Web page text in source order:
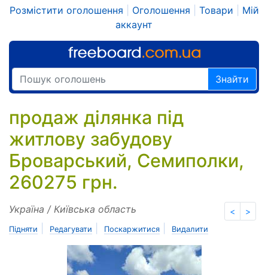
Розмістити оголошення Оголошення Товари
Мій
аккаунт
Знайти
продаж ділянка під
житлову забудову
Броварський, Семиполки,
260275 грн.
< >
Україна / Київська область
Підняти Редагувати Поскаржитися Видалити